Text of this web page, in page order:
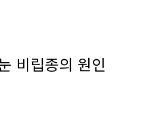
비립종의 원인